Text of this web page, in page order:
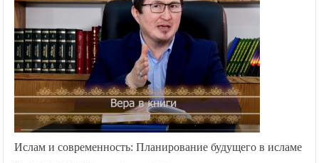
Ислам и современность: Планирование будущего в исламе